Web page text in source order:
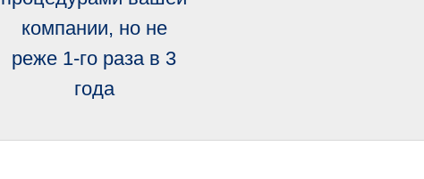
компании, но не
реже 1-го раза в 3
года